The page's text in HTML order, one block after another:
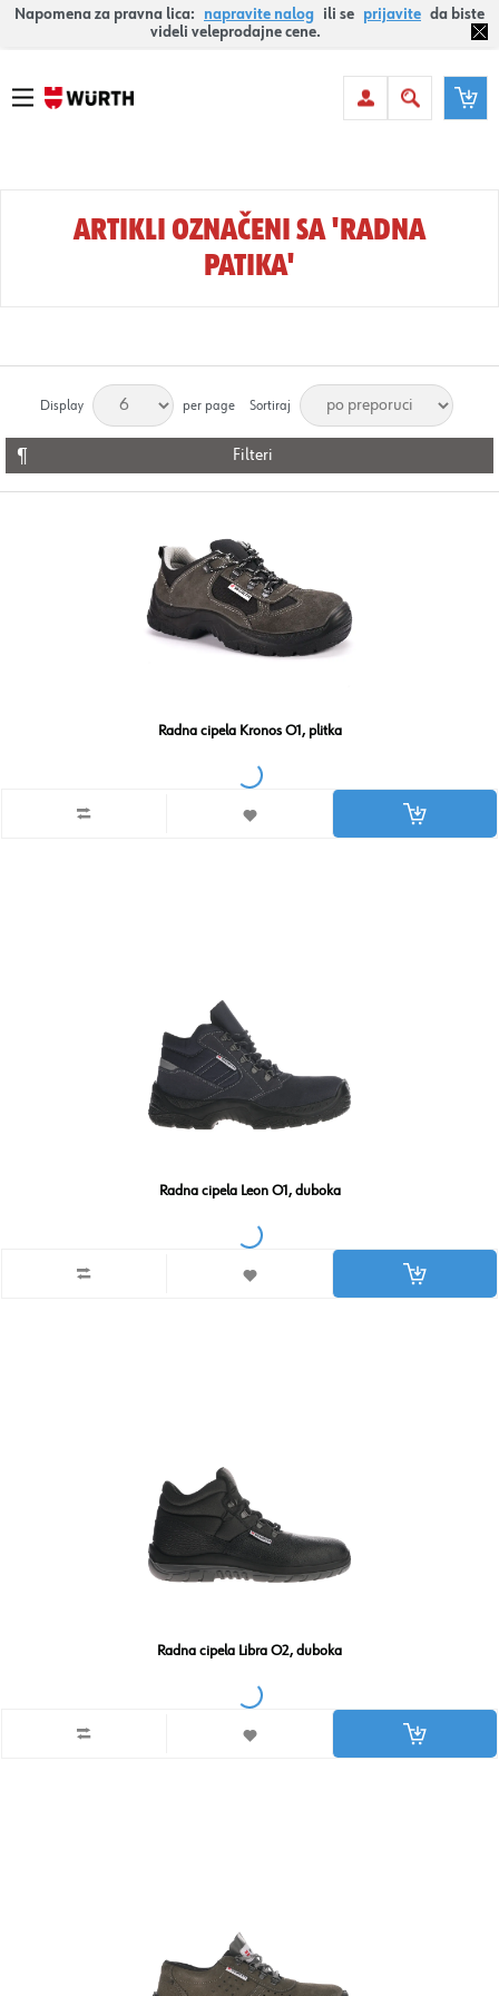
Napomena za pravna lica: napravite nalog ili se prijavite da biste
videli veleprodajne cene.
ARTIKLI OZNAČENI SA 'RADNA
PATIKA'
Display per page Sortiraj
Filteri
Radna cipela Kronos O1, plitka
Radna cipela Leon O1, duboka
Radna cipela Libra O2, duboka